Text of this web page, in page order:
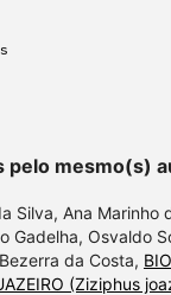
contrasts
a label
section
made.
pelo mesmo(s)
Silva, Ana Marinho
Gadelha, Osvaldo
da Costa,
(Ziziphus